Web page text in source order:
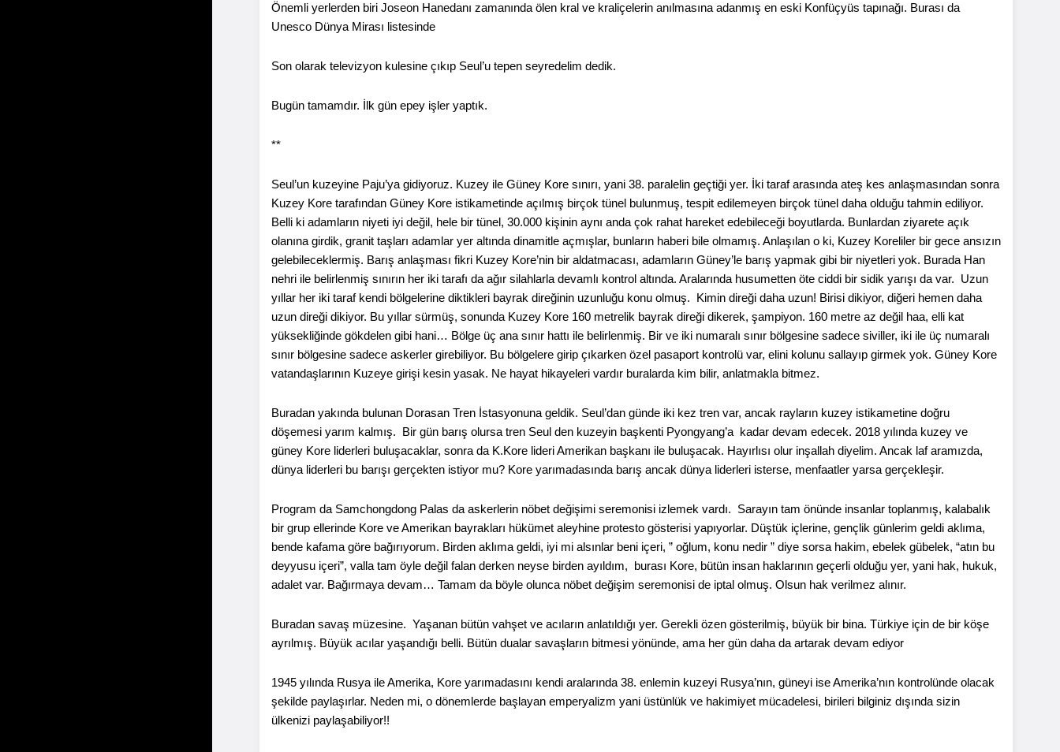
Önemli yerlerden biri Joseon Hanedanı zamanında ölen kral ve kraliçelerin anılmasına adanmış en eski Konfüçyüs tapınağı. Burası da
Unesco Dünya Mirası listesinde
Son olarak televizyon kulesine çıkıp Seul’u tepen seyredelim dedik.
Bugün tamamdır. İlk gün epey işler yaptık.
**
Seul’un kuzeyine Paju’ya gidiyoruz. Kuzey ile Güney Kore sınırı, yani 38. paralelin geçtiği yer. İki taraf arasında ateş kes anlaşmasından sonra
Kuzey Kore tarafından Güney Kore istikametinde açılmış birçok tünel bulunmuş, tespit edilemeyen birçok tünel daha olduğu tahmin ediliyor.
Belli ki adamların niyeti iyi değil, hele bir tünel, 30.000 kişinin aynı anda çok rahat hareket edebileceği boyutlarda. Bunlardan ziyarete açık
olanına girdik, granit taşları adamlar yer altında dinamitle açmışlar, bunların haberi bile olmamış. Anlaşılan o ki, Kuzey Koreliler bir gece ansızın
gelebileceklermiş. Barış anlaşması fikri Kuzey Kore’nin bir aldatmacası, adamların Güney’le barış yapmak gibi bir niyetleri yok. Burada Han
nehri ile belirlenmiş sınırın her iki tarafı da ağır silahlarla devamlı kontrol altında. Aralarında husumetten öte ciddi bir sidik yarışı da var. Uzun
yıllar her iki taraf kendi bölgelerine diktikleri bayrak direğinin uzunluğu konu olmuş. Kimin direği daha uzun! Birisi dikiyor, diğeri hemen daha
uzun direği dikiyor. Bu yıllar sürmüş, sonunda Kuzey Kore 160 metrelik bayrak direği dikerek, şampiyon. 160 metre az değil haa, elli kat
yüksekliğinde gökdelen gibi hani… Bölge üç ana sınır hattı ile belirlenmiş. Bir ve iki numaralı sınır bölgesine sadece siviller, iki ile üç numaralı
sınır bölgesine sadece askerler girebiliyor. Bu bölgelere girip çıkarken özel pasaport kontrolü var, elini kolunu sallayıp girmek yok. Güney Kore
vatandaşlarının Kuzeye girişi kesin yasak. Ne hayat hikayeleri vardır buralarda kim bilir, anlatmakla bitmez.
Buradan yakında bulunan Dorasan Tren İstasyonuna geldik. Seul’dan günde iki kez tren var, ancak rayların kuzey istikametine doğru
döşemesi yarım kalmış. Bir gün barış olursa tren Seul den kuzeyin başkenti Pyongyang’a kadar devam edecek. 2018 yılında kuzey ve
güney Kore liderleri buluşacaklar, sonra da K.Kore lideri Amerikan başkanı ile buluşacak. Hayırlısı olur inşallah diyelim. Ancak laf aramızda,
dünya liderleri bu barışı gerçekten istiyor mu? Kore yarımadasında barış ancak dünya liderleri isterse, menfaatler yarsa gerçekleşir.
Program da Samchongdong Palas da askerlerin nöbet değişimi seremonisi izlemek vardı. Sarayın tam önünde insanlar toplanmış, kalabalık
bir grup ellerinde Kore ve Amerikan bayrakları hükümet aleyhine protesto gösterisi yapıyorlar. Düştük içlerine, gençlik günlerim geldi aklıma,
bende kafama göre bağırıyorum. Birden aklıma geldi, iyi mi alsınlar beni içeri, ” oğlum, konu nedir ” diye sorsa hakim, ebelek gübelek, “atın bu
deyyusu içeri”, valla tam öyle değil falan derken neyse birden ayıldım, burası Kore, bütün insan haklarının geçerli olduğu yer, yani hak, hukuk,
adalet var. Bağırmaya devam… Tamam da böyle olunca nöbet değişim seremonisi de iptal olmuş. Olsun hak verilmez alınır.
Buradan savaş müzesine. Yaşanan bütün vahşet ve acıların anlatıldığı yer. Gerekli özen gösterilmiş, büyük bir bina. Türkiye için de bir köşe
ayrılmış. Büyük acılar yaşandığı belli. Bütün dualar savaşların bitmesi yönünde, ama her gün daha da artarak devam ediyor
1945 yılında Rusya ile Amerika, Kore yarımadasını kendi aralarında 38. enlemin kuzeyi Rusya’nın, güneyi ise Amerika’nın kontrolünde olacak
şekilde paylaşırlar. Neden mi, o dönemlerde başlayan emperyalizm yani üstünlük ve hakimiyet mücadelesi, birileri bilginiz dışında sizin
ülkenizi paylaşabiliyor!!